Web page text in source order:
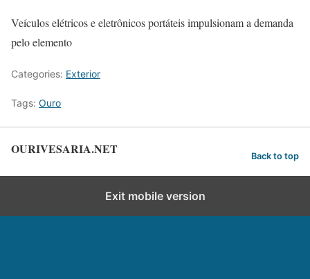
Veículos elétricos e eletrônicos portáteis impulsionam a demanda
pelo elemento
Categories: Exterior
Tags: Ouro
OURIVESARIA.NET Back to top
Exit mobile version